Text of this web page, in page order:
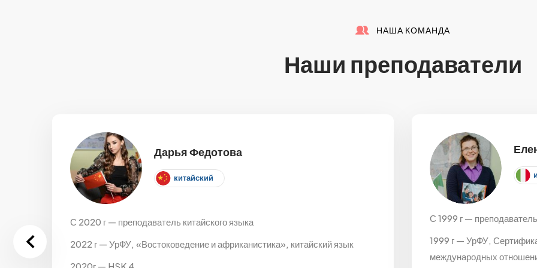
НАША КОМАНДА
Наши преподаватели
Дарья Федотова
китайский
С 2020 г — преподаватель китайского языка
2022 г — УрФУ, «Востоковедение и африканистика», китайский язык
2020г — HSK 4
С 1999 г —
1999 г — УрФУ,
международных